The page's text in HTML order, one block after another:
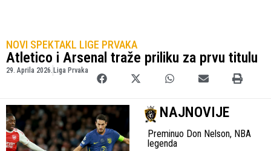
NOVI SPEKTAKL LIGE PRVAKA
Atletico i Arsenal traže priliku za prvu titulu
29. Aprila 2026. Liga Prvaka
NAJNOVIJE
Preminuo Don Nelson, NBA
legenda